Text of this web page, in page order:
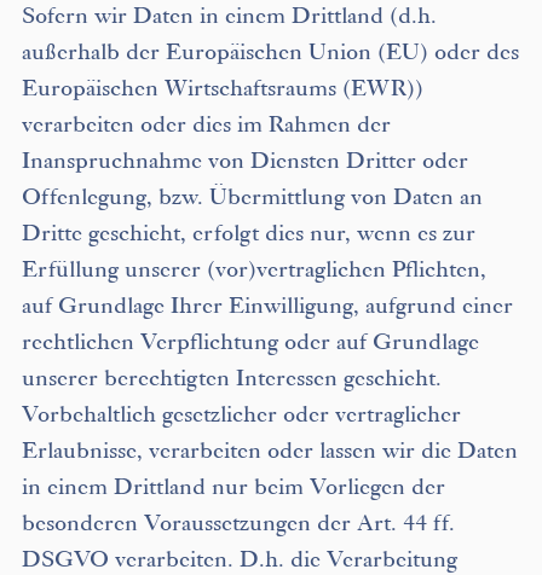
Sofern wir Daten in einem Drittland (d.h.
außerhalb der Europäischen Union (EU) oder des
Europäischen Wirtschaftsraums (EWR))
verarbeiten oder dies im Rahmen der
Inanspruchnahme von Diensten Dritter oder
Offenlegung, bzw. Übermittlung von Daten an
Dritte geschieht, erfolgt dies nur, wenn es zur
Erfüllung unserer (vor)vertraglichen Pflichten,
auf Grundlage Ihrer Einwilligung, aufgrund einer
rechtlichen Verpflichtung oder auf Grundlage
unserer berechtigten Interessen geschieht.
Vorbehaltlich gesetzlicher oder vertraglicher
Erlaubnisse, verarbeiten oder lassen wir die Daten
in einem Drittland nur beim Vorliegen der
besonderen Voraussetzungen der Art. 44 ff.
DSGVO verarbeiten. D.h. die Verarbeitung